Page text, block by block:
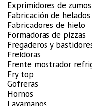
Exprimidores de zumos
Fabricación de helados
Fabricadores de hielo
Formadoras de pizzas
Fregaderos y
Freidoras
Frente mostrador
Fry top
Gofreras
Hornos
Lavamanos